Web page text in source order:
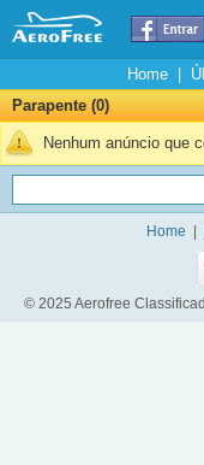
Home|
Parapente (0)
Nenhum anúncio que
Home
© 2025 Aerofree